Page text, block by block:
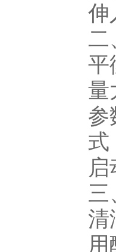
伸
二
平
量
参
式
三
清